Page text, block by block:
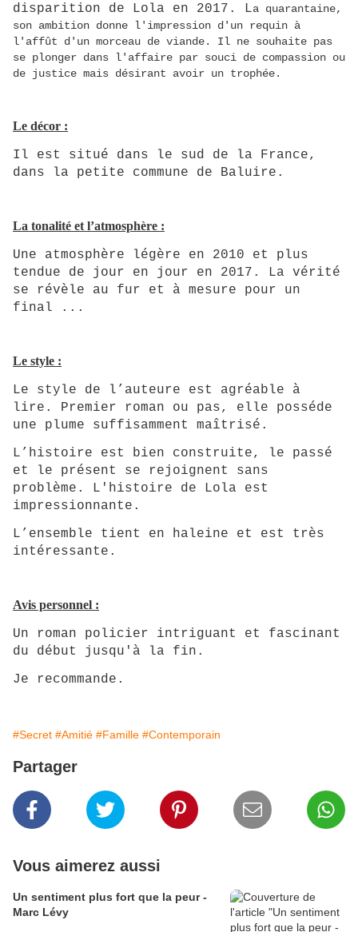
disparition de Lola en 2017. La quarantaine,
son ambition donne l'impression d'un requin à
l'affût d'un morceau de viande. Il ne souhaite pas
se plonger dans l'affaire par souci de compassion ou
de justice mais désirant avoir un trophée.
Le décor :
Il est situé dans le sud de la France,
dans la petite commune de Baluire.
La tonalité et l’atmosphère :
Une atmosphère légère en 2010 et plus
tendue de jour en jour en 2017. La vérité
se révèle au fur et à mesure pour un
final ...
Le style :
Le style de l’auteure est agréable à
lire. Premier roman ou pas, elle posséde
une plume suffisamment maîtrisé.
L’histoire est bien construite, le passé
et le présent se rejoignent sans
problème. L'histoire de Lola est
impressionnante.
L’ensemble tient en haleine et est très
intéressante.
Avis personnel :
Un roman policier intriguant et fascinant
du début jusqu'à la fin.
Je recommande.
#Secret #Amitié #Famille #Contemporain
Partager
Vous aimerez aussi
Un sentiment plus fort que la peur -
Marc Lévy